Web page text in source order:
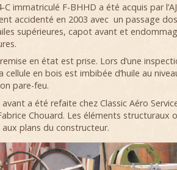
C immatriculé F-BHHD a été acquis par
accidenté en 2003 avec un passage
supérieures, capot avant et
en état est prise. Lors d’une
cellule en bois est imbibée d’huile au
pare-feu.
a été refaite chez Classic Aéro
Chouard. Les éléments structuraux
plans du constructeur.